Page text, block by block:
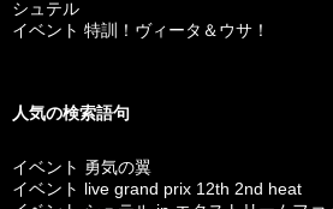
シュテル
イベント 特訓！ヴィータ＆ウサ！
人気の検索語句
イベント 勇気の翼
イベント live grand prix 12th 2nd heat